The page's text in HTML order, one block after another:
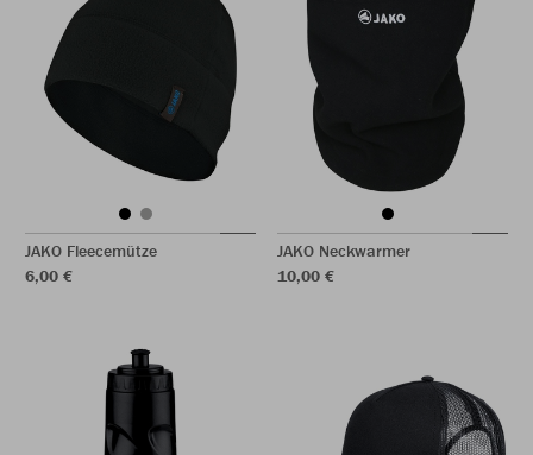
JAKO Fleecemütze
6,00 €
JAKO Neckwarmer
10,00 €